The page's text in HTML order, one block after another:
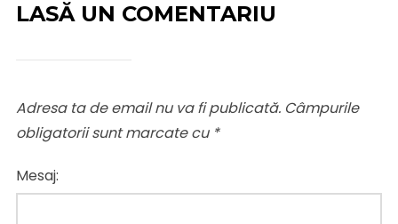
LASĂ UN COMENTARIU
Adresa ta de email nu va fi publicată. Câmpurile
obligatorii sunt marcate cu *
Mesaj: